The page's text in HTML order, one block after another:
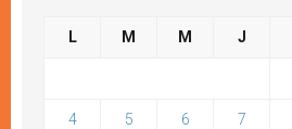
L M M J
4 5 6 7